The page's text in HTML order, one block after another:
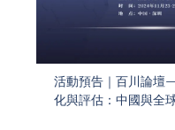
活動預告｜百川論壇
化與評估：中國與全